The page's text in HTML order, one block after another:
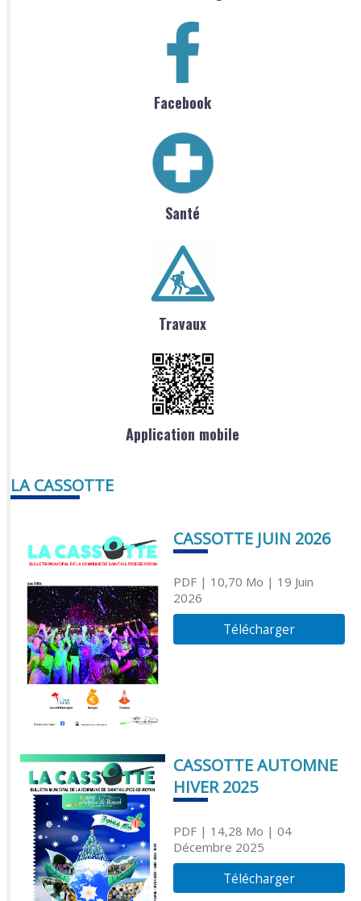
Facebook
Santé
Travaux
Application mobile
LA CASSOTTE
CASSOTTE JUIN 2026
PDF| 10,70 Mo | 19 Juin
2026
Télécharger
CASSOTTE AUTOMNE
HIVER 2025
PDF| 14,28 Mo | 04
Décembre 2025
Télécharger